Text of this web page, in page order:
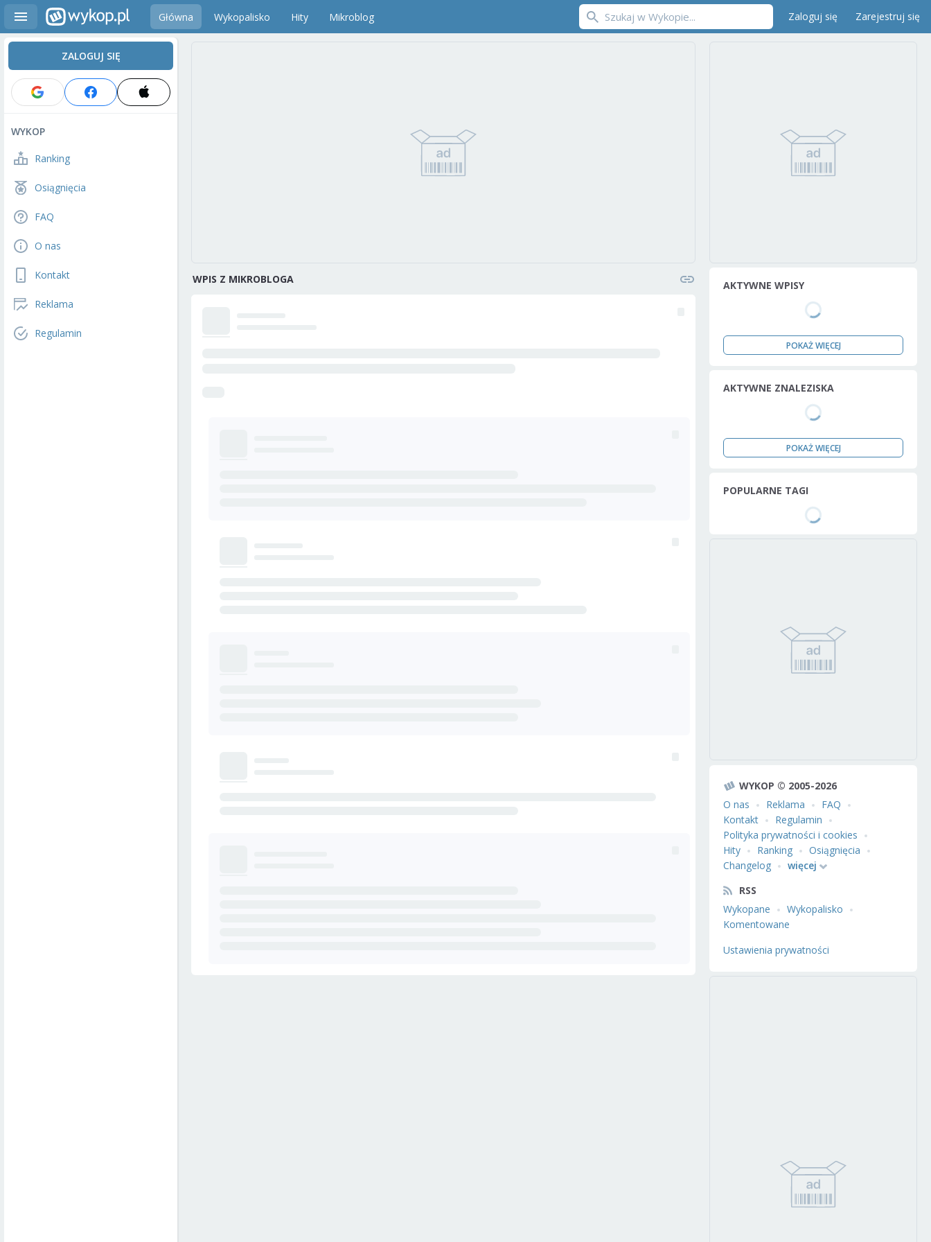
Główna Wykopalisko Hity Mikroblog Zaloguj się Zarejestruj się
ZALOGUJ SIĘ
WYKOP
Ranking
Osiągnięcia
FAQ
O nas
Kontakt
Reklama
Regulamin
WPIS Z MIKROBLOGA AKTYWNE WPISY
POKAŻ WIĘCEJ
AKTYWNE ZNALEZISKA
POKAŻ WIĘCEJ
POPULARNE TAGI
WYKOP © 2005-2026
O nas
Reklama
FAQ
Kontakt
Regulamin
Polityka prywatności i cookies
Hity
Ranking
Osiągnięcia
Changelog
więcej
RSS
Wykopane
Wykopalisko
Komentowane
Ustawienia prywatności